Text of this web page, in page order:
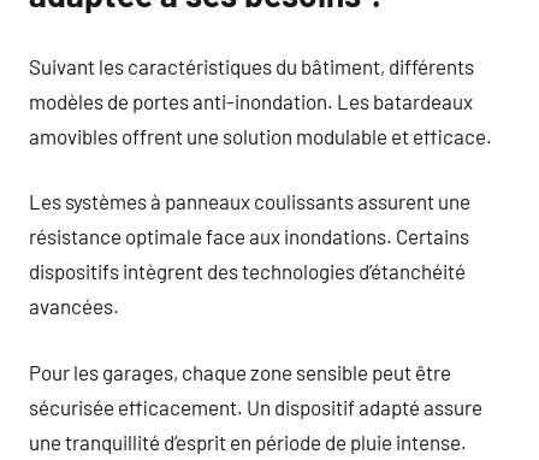
Suivant les caractéristiques du bâtiment, différents
modèles de portes anti-inondation. Les batardeaux
amovibles offrent une solution modulable et efficace.
Les systèmes à panneaux coulissants assurent une
résistance optimale face aux inondations. Certains
dispositifs intègrent des technologies d’étanchéité
avancées.
Pour les garages, chaque zone sensible peut être
sécurisée efficacement. Un dispositif adapté assure
une tranquillité d’esprit en période de pluie intense.